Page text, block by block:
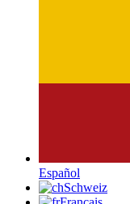
Español
Schweiz